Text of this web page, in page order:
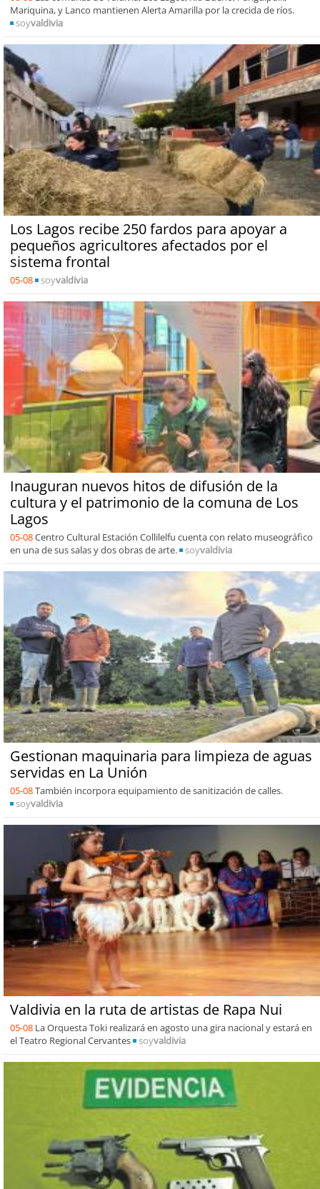
Mariquina, y Lanco mantienen Alerta Amarilla por la crecida de ríos.
soyvaldivia
Los Lagos recibe 250 fardos para apoyar a
pequeños agricultores afectados por el
sistema frontal
05-08 soyvaldivia
Inauguran nuevos hitos de difusión de la
cultura y el patrimonio de la comuna de Los
Lagos
05-08Centro Cultural Estación Collilelfu cuenta con relato museográfico
en una de sus salas y dos obras de arte.
soyvaldivia
Gestionan maquinaria para limpieza de aguas
servidas en La Unión
05-08También incorpora equipamiento de sanitización de calles.
soyvaldivia
Valdivia en la ruta de artistas de Rapa Nui
05-08 La Orquesta Toki realizará en agosto una gira nacional y estará en
el Teatro Regional Cervantes
soyvaldivia